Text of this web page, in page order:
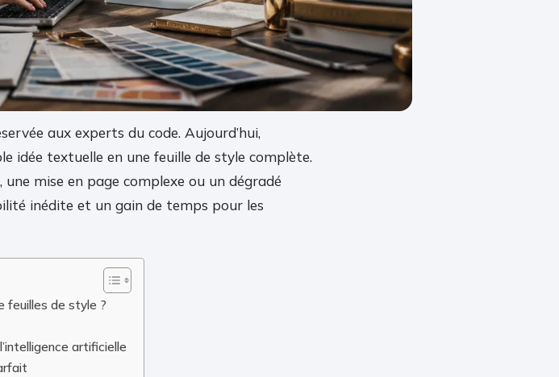
aux experts du code. Aujourd’hui,
idée textuelle en une feuille de style complète.
mise en page complexe ou un dégradé
inédite et un gain de temps pour les
feuilles de style ?
artificielle